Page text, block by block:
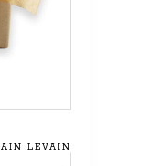
LEVAIN »